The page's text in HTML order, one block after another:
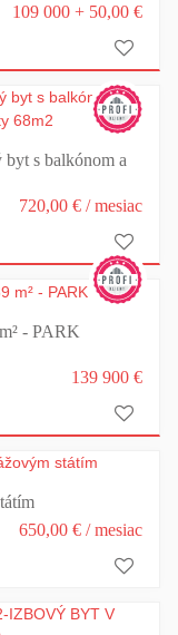
109 000 + 50,00 €
s balkónom a
720,00 € / mesiac
- PARK
139 900 €
650,00 € / mesiac